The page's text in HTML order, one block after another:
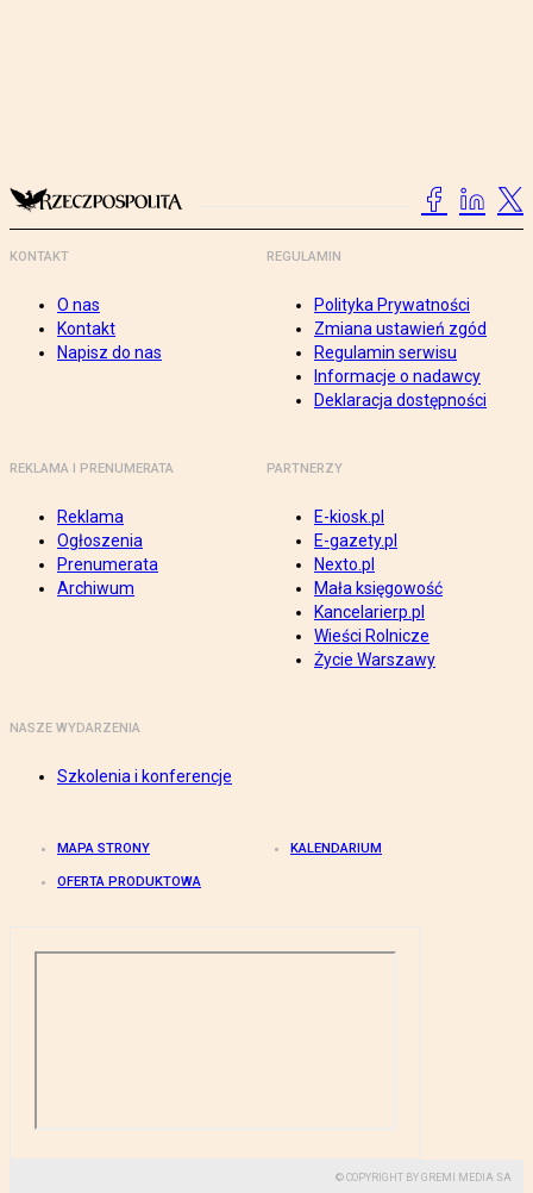
KONTAKT
O nas
Kontakt
Napisz do nas
REGULAMIN
Polityka Prywatności
Zmiana ustawień zgód
Regulamin serwisu
Informacje o nadawcy
Deklaracja dostępności
REKLAMA I PRENUMERATA
Reklama
Ogłoszenia
Prenumerata
Archiwum
PARTNERZY
E-kiosk.pl
E-gazety.pl
Nexto.pl
Mała księgowość
Kancelarierp.pl
Wieści Rolnicze
Życie Warszawy
NASZE WYDARZENIA
Szkolenia i konferencje
MAPA STRONY KALENDARIUM
OFERTA PRODUKTOWA
© COPYRIGHT BY GREMI MEDIA SA